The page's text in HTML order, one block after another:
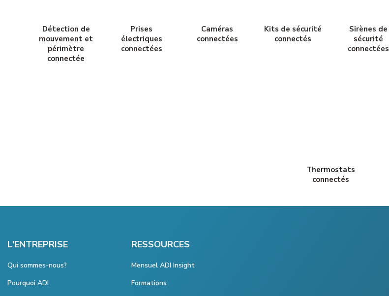
Détection de
mouvement et
périmètre
connectée
Prises
électriques
connectées
Caméras
connectées
Kits de sécurité
connectés
Sirènes de
sécurité
connectées
Thermostats
connectés
L'ENTREPRISE
Qui sommes-nous?
Pourquoi ADI
RESSOURCES
Mensuel ADI Insight
Formations